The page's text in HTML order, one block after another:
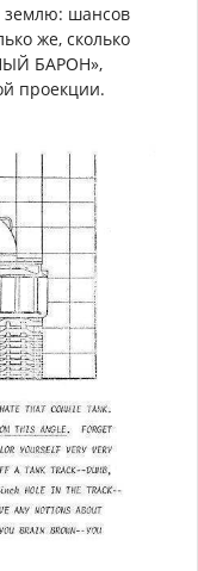
землю: шансов
же, сколько
БАРОН»,
проекции.